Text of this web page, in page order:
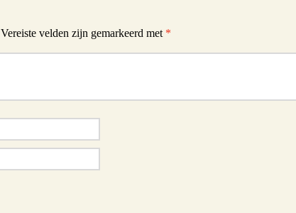
Vereiste velden zijn gemarkeerd met *